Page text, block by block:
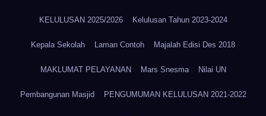
KELULUSAN 2025/2026 Kelulusan Tahun 2023-2024
Kepala Sekolah Laman Contoh Majalah Edisi Des 2018
MAKLUMAT PELAYANAN Mars Snesma Nilai UN
Pembangunan Masjid PENGUMUMAN KELULUSAN 2021-2022